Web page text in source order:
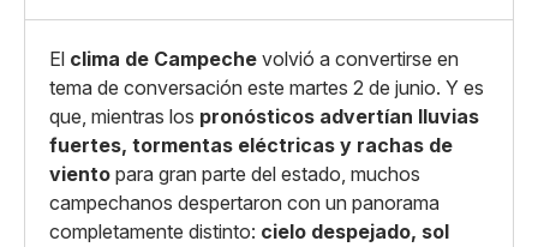
El clima de Campeche volvió a convertirse en
tema de conversación este martes 2 de junio. Y es
que, mientras los pronósticos advertían lluvias
fuertes, tormentas eléctricas y rachas de
viento para gran parte del estado, muchos
campechanos despertaron con un panorama
completamente distinto: cielo despejado, sol